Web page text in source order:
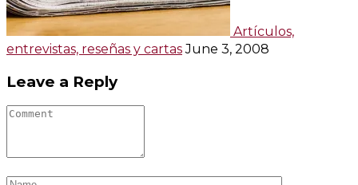
Artículos,
entrevistas, reseñas y cartas June 3, 2008
Leave a Reply